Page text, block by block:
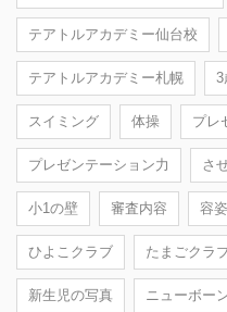
テアトルアカデミー仙台校
テアトルアカデミー札幌 3
スイミング 体操 プレ
プレゼンテーション力 さ
小1の壁 審査内容 容姿
ひよこクラブ たまごクラ
新生児の写真 ニューボー